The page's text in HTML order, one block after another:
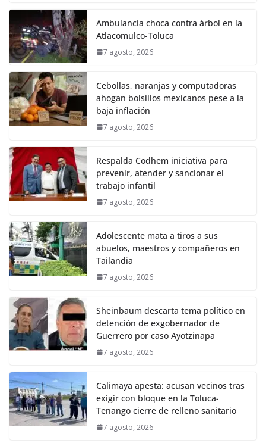
Ambulancia choca contra árbol en la
Atlacomulco-Toluca
7 agosto, 2026
Cebollas, naranjas y computadoras
ahogan bolsillos mexicanos pese a la
baja inflación
7 agosto, 2026
Respalda Codhem iniciativa para
prevenir, atender y sancionar el
trabajo infantil
7 agosto, 2026
Adolescente mata a tiros a sus
abuelos, maestros y compañeros en
Tailandia
7 agosto, 2026
Sheinbaum descarta tema político en
detención de exgobernador de
Guerrero por caso Ayotzinapa
7 agosto, 2026
Calimaya apesta: acusan vecinos tras
exigir con bloque en la Toluca-
Tenango cierre de relleno sanitario
7 agosto, 2026